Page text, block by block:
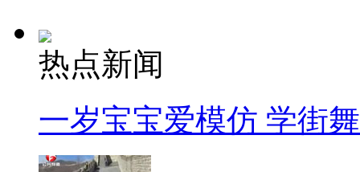
热点新闻
一岁宝宝爱模仿 学街